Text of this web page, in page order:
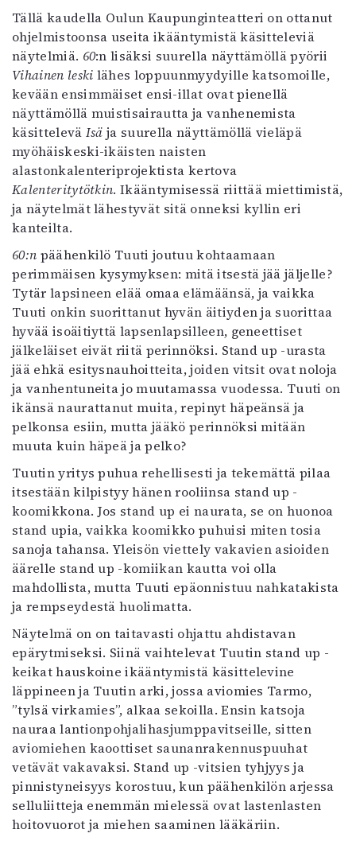
Tällä kaudella Oulun Kaupunginteatteri on ottanut
ohjelmistoonsa useita ikääntymistä käsitteleviä
näytelmiä. 60:n lisäksi suurella näyttämöllä pyörii
Vihainen leski lähes loppuunmyydyille katsomoille,
kevään ensimmäiset ensi-illat ovat pienellä
näyttämöllä muistisairautta ja vanhenemista
käsittelevä Isäja suurella näyttämöllä vieläpä
myöhäiskeski-ikäisten naisten
alastonkalenteriprojektista kertova
Kalenteritytötkin. Ikääntymisessä riittää miettimistä,
ja näytelmät lähestyvät sitä onneksi kyllin eri
kanteilta.
60:n päähenkilö Tuuti joutuu kohtaamaan
perimmäisen kysymyksen: mitä itsestä jää jäljelle?
Tytär lapsineen elää omaa elämäänsä, ja vaikka
Tuuti onkin suorittanut hyvän äitiyden ja suorittaa
hyvää isoäitiyttä lapsenlapsilleen, geneettiset
jälkeläiset eivät riitä perinnöksi. Stand up -urasta
jää ehkä esitysnauhoitteita, joiden vitsit ovat noloja
ja vanhentuneita jo muutamassa vuodessa. Tuuti on
ikänsä naurattanut muita, repinyt häpeänsä ja
pelkonsa esiin, mutta jääkö perinnöksi mitään
muuta kuin häpeä ja pelko?
Tuutin yritys puhua rehellisesti ja tekemättä pilaa
itsestään kilpistyy hänen rooliinsa stand up -
koomikkona. Jos stand up ei naurata, se on huonoa
stand upia, vaikka koomikko puhuisi miten tosia
sanoja tahansa. Yleisön viettely vakavien asioiden
äärelle stand up -komiikan kautta voi olla
mahdollista, mutta Tuuti epäonnistuu nahkatakista
ja rempseydestä huolimatta.
Näytelmä on on taitavasti ohjattu ahdistavan
epärytmiseksi. Siinä vaihtelevat Tuutin stand up -
keikat hauskoine ikääntymistä käsittelevine
läppineen ja Tuutin arki, jossa aviomies Tarmo,
”tylsä virkamies”, alkaa sekoilla. Ensin katsoja
nauraa lantionpohjalihasjumppavitseille, sitten
aviomiehen kaoottiset saunanrakennuspuuhat
vetävät vakavaksi. Stand up -vitsien tyhjyys ja
pinnistyneisyys korostuu, kun päähenkilön arjessa
selluliitteja enemmän mielessä ovat lastenlasten
hoitovuorot ja miehen saaminen lääkäriin.